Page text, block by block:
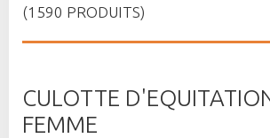
(1590 PRODUITS)
CULOTTE
FEMME